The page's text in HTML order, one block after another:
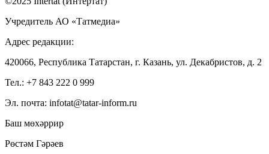
Учредитель АО «Татмедиа»
Адрес редакции:
420066, Республика Татарстан, г. Казань, ул. Декабристов, д. 2
Тел.: +7 843 222 0 999
Эл. почта: infotat@tatar-inform.ru
Баш мөхәррир
Рөстәм Гәрәев